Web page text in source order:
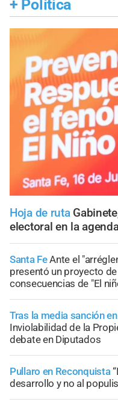
+ Política
Hoja de ruta
electoral en la
Santa FeAnte el
presentó un proyecto
consecuencias de "El
Tras la media sanción
Inviolabilidad de la
debate en Diputados
Pullaro en Reconquista
desarrollo y no al